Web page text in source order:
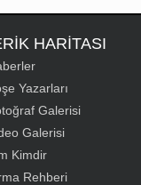
HARİTASI
Yazarları
Galerisi
Galerisi
Kimdir
Rehberi